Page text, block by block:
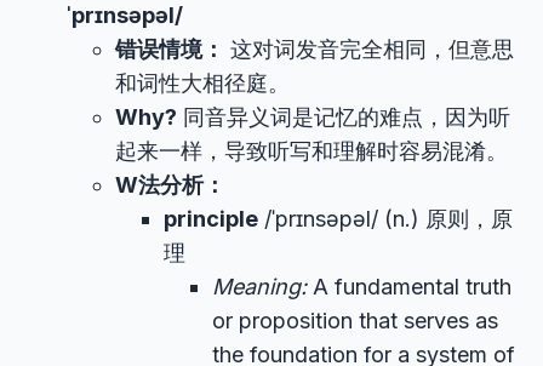
ˈprɪnsəpəl/
错误情境： 这对词发音完全相同，但意思
和词性大相径庭。
Why? 同音异义词是记忆的难点，因为听
起来一样，导致听写和理解时容易混淆。
W法分析：
principle /ˈprɪnsəpəl/ (n.) 原则，原
理
Meaning:A fundamental truth
or proposition that serves as
the foundation for a system of